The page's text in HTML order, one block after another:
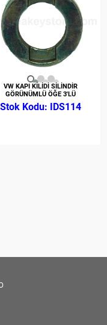
VW KAPI KİLİDİ SİLİNDİR
GÖRÜNÜMLÜ ÖĞE 3'LÜ
IDS114